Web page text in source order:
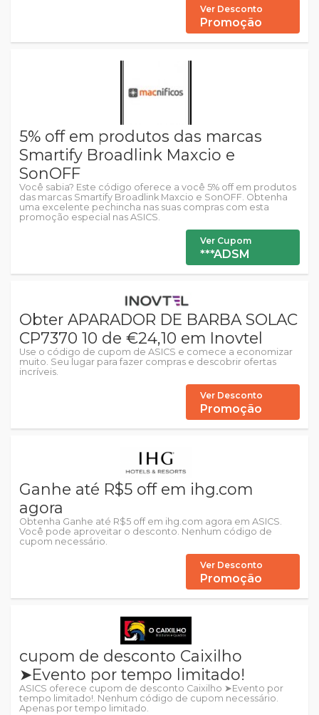
Ver Desconto
Promoção
5% off em produtos das marcas
Smartify Broadlink Maxcio e
SonOFF
Você sabia? Este código oferece a você 5% off em produtos
das marcas Smartify Broadlink Maxcio e SonOFF. Obtenha
uma excelente pechincha nas suas compras com esta
promoção especial nas ASICS.
Ver Cupom
***ADSM
Obter APARADOR DE BARBA SOLAC
CP7370 10 de €24,10 em Inovtel
Use o código de cupom de ASICS e comece a economizar
muito. Seu lugar para fazer compras e descobrir ofertas
incríveis.
Ver Desconto
Promoção
Ganhe até R$5 off em ihg.com
agora
Obtenha Ganhe até R$5 off em ihg.com agora em ASICS.
Você pode aproveitar o desconto. Nenhum código de
cupom necessário.
Ver Desconto
Promoção
cupom de desconto Caixilho
➤Evento por tempo limitado!
ASICS oferece cupom de desconto Caixilho ➤Evento por
tempo limitado!. Nenhum código de cupom necessário.
Apenas por tempo limitado.